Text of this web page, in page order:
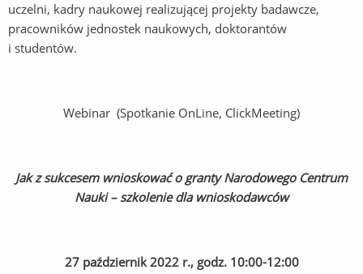
uczelni, kadry naukowej realizującej projekty badawcze,
pracowników jednostek naukowych, doktorantów
i studentów.
Webinar (Spotkanie OnLine, ClickMeeting)
Jak z sukcesem wnioskować o granty Narodowego Centrum
Nauki – szkolenie dla wnioskodawców
27 październik 2022 r., godz. 10:00-12:00